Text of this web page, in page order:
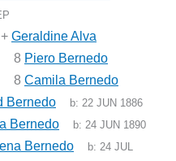
+ Geraldine Alva
8 Piero Bernedo
8 Camila Bernedo
Bernedo b:22 JUN 1886
Bernedo b:24 JUN 1890
Bernedo b:24 JUL